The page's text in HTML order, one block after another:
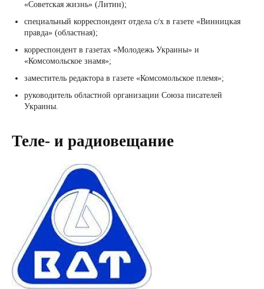
«Советская жизнь» (Литин);
специальный корреспондент отдела с/х в газете «Винницкая
правда» (областная);
корреспондент в газетах «Молодежь Украины» и
«Комсомольское знамя»;
заместитель редактора в газете «Комсомольское племя»;
руководитель областной организации Союза писателей
Украины.
Теле- и радиовещание